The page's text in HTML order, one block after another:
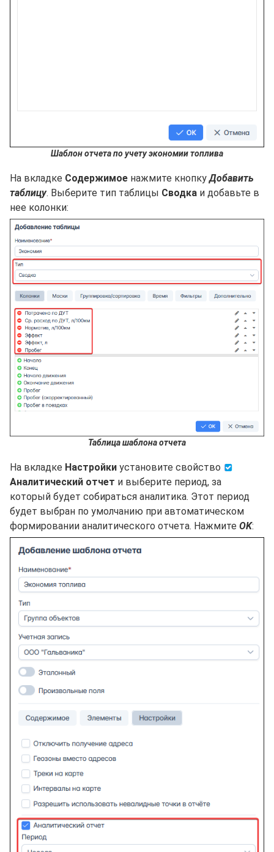
Шаблон отчета по учету экономии топлива
На вкладке Содержимое нажмите кнопкуДобавить
таблицу. Выберите тип таблицы Сводка и добавьте в
нее колонки:
Таблица шаблона отчета
На вкладке Настройки установите свойство
Аналитический отчет и выберите период, за
который будет собираться аналитика. Этот период
будет выбран по умолчанию при автоматическом
формировании аналитического отчета. Нажмите OK: